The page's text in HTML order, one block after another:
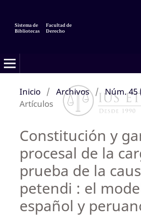
Sistema de
Bibliotecas
Facultad de
Derecho
Inicio / Archivos / Núm. 45
Artículos
Constitución y
procesal de la
prueba de la
petendi : el
español y